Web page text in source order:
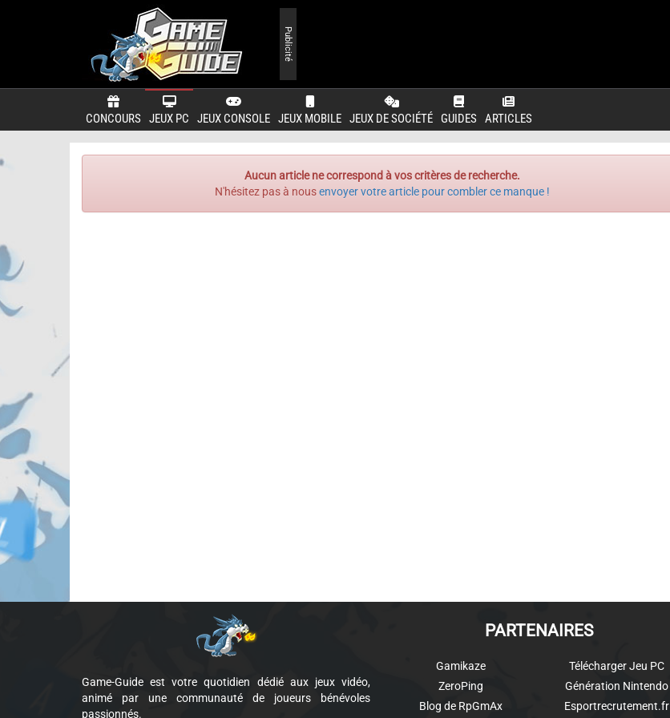
CONCOURS JEUX PC JEUX CONSOLE JEUX MOBILE JEUX DE SOCIÉTÉ GUIDES ARTICLES
Publicité
Aucun article ne correspond à vos critères de recherche.
N'hésitez pas à nousenvoyer votre article pour combler ce manque !
Game-Guide est votre quotidien dédié aux jeux vidéo,
animé par une communauté de joueurs bénévoles
passionnés.
PARTENAIRES
Gamikaze
ZeroPing
Blog de RpGmAx
Télécharger Jeu PC
Génération Nintendo
Esportrecrutement.fr